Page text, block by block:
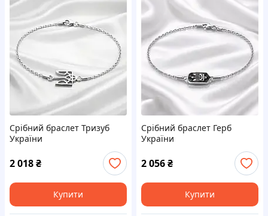
Срібний браслет Тризуб
України
2 018₴
Купити
Срібний браслет Герб
України
2 056₴
Купити